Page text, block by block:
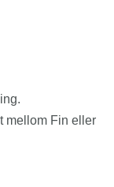
mellom Fin eller